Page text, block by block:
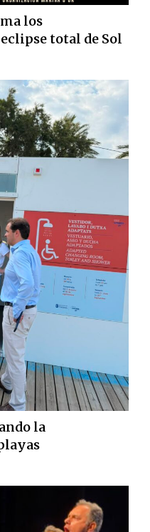
los
total de Sol
la